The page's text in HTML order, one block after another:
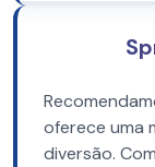
oferece uma
diversão.